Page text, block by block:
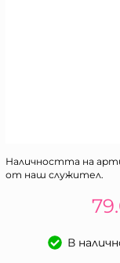
Наличността на
от наш служител.
В